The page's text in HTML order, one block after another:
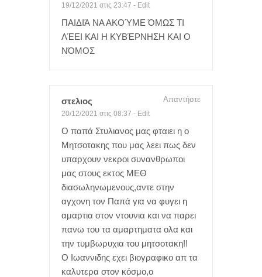
19/12/2021 στις 23:47 - Edit
ΠΑΙΔΙΆ ΝΑ ΑΚΟΎΜΕ ΌΜΩΣ ΤΙ
ΛΈΕΙ ΚΑΙ Η ΚΥΒΈΡΝΗΣΗ ΚΑΙ Ο
ΝΌΜΟΣ
στελιος
20/12/2021 στις 08:37 - Edit
Απαντήστε
Ο παπά Στυλιανος μας φταιει η ο
Μητσοτακης που μας λεει πως δεν
υπαρχουν νεκροι συνανθρωποι
μας στους εκτος ΜΕΘ
διασωληνωμενους,αντε στην
αγχονη τον Παπά για να φυγει η
αμαρτια στον ντουνια και να παρει
πανω του τα αμαρτηματα ολα και
την τυμβωρυχια του μητσοτακη!!
Ο Ιωαννιδης εχει βιογραφικο απ τα
καλυτερα στον κόσμο,ο